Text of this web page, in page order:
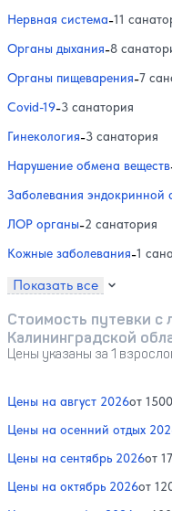
Нервная система-11
Органы дыхания-8
Органы пищеварения-7
Covid-19-3 санатория
Гинекология-3 санатория
Нарушение обмена веществ
Заболевания эндокринной
ЛОР органы-2 санатория
Кожные заболевания-1
Показать все
Стоимость путевки с
Калининградской
Цены указаны за 1
Цены на август 2026от
Цены на осенний отдых
Цены на сентябрь 2026от
Цены на октябрь 2026от